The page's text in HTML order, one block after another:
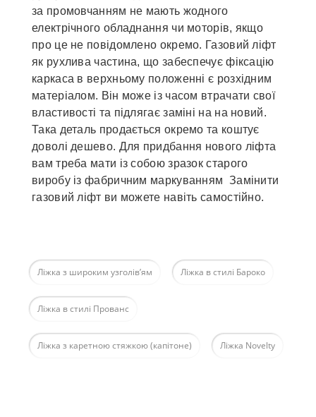
за промовчанням не мають жодного
електрічного обладнання чи моторів, якщо
про це не повідомлено окремо. Газовий ліфт
як рухлива частина, що забеспечує фіксацію
каркаса в верхньому положенні є розхідним
матеріалом. Він може із часом втрачати свої
властивості та підлягає заміні на на новий.
Така деталь продається окремо та коштує
доволі дешево. Для придбання нового ліфта
вам треба мати із собою зразок старого
виробу із фабричним маркуванням Замінити
газовий ліфт ви можете навіть самостійно.
Ліжка з широким узголів’ям Ліжка в стилі Бароко
Ліжка в стилі Прованс
Ліжка з каретною стяжкою (капітоне) Ліжка Novelty